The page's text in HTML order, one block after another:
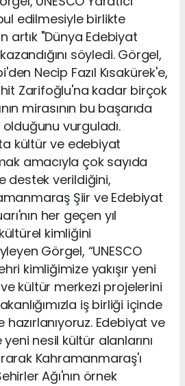
edilmesiyle birlikte
artık "Dünya Edebiyat
söyledi. Görgel,
Necip Fazıl Kısakürek'e,
Zarifoğlu'na kadar birçok
mirasının bu başarıda
vurguladı.
kültür ve edebiyat
amacıyla çok sayıda
destek verildiğini,
Şiir ve Edebiyat
her geçen yıl
kimliğini
Görgel, “UNESCO
kimliğimize yakışır yeni
kültür merkezi projelerini
iş birliği içinde
Edebiyat ve
nesil kültür alanlarını
Kahramanmaraş'ı
Ağı'nın örnek